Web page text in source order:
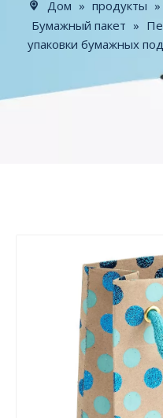
Дом » продукты »
Бумажный пакет »
упаковки бумажных